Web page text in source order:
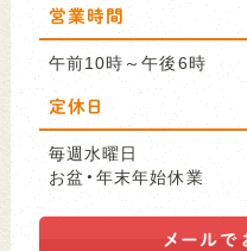
営業時間
午前10時～午後6時
定休日
毎週水曜日
お盆・年末年始休業
メールで